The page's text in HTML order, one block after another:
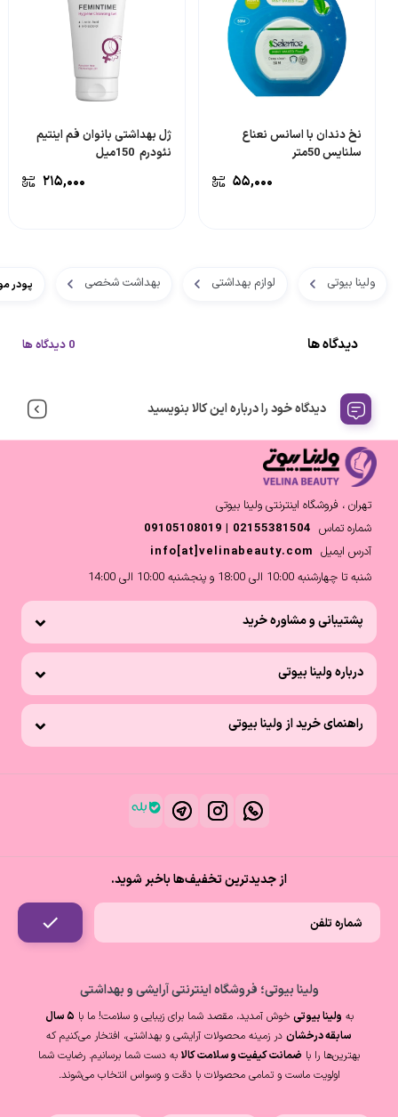
نخ دندان با اسانس نعناع
سلنایس 50متر
۵۵,۰۰۰
ژل بهداشتی بانوان فم اینتیم
نئودرم 150میل
۲۱۵,۰۰۰
ولینا بیوتی لوازم بهداشتی بهداشت شخصی پودر
دیدگاه ها 0 دیدگاه ها
دیدگاه خود را درباره این کالا بنویسید
تهران ، فروشگاه اینترنتی ولینا بیوتی
شماره تماس 02155381504 | 09105108019
آدرس ایمیل info[at]velinabeauty.com
شنبه تا چهارشنبه 10:00 الی 18:00 و پنجشنبه 10:00 الی 14:00
پشتیبانی و مشاوره خرید
درباره ولینا بیوتی
راهنمای خرید از ولینا بیوتی
از جدیدترین تخفیف‌ها باخبر شوید.
ولینا بیوتی؛ فروشگاه اینترنتی آرایشی و بهداشتی
به ولینا بیوتی خوش آمدید، مقصد شما برای زیبایی و سلامت! ما با
۵ سال
سابقه درخشان در زمینه محصولات آرایشی و بهداشتی، افتخار می‌کنیم که
بهترین‌ها را با ضمانت کیفیت و سلامت کالا به دست شما برسانیم. رضایت شما
اولویت ماست و تمامی محصولات با دقت و وسواس انتخاب می‌شوند.